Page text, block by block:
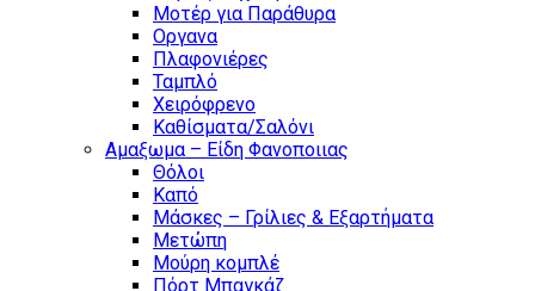
Μοτέρ για Παράθυρα
Οργανα
Πλαφονιέρες
Ταμπλό
Χειρόφρενο
Καθίσματα/Σαλόνι
Αμαξωμα – Είδη Φανοποιιας
Θόλοι
Καπό
Μάσκες – Γρίλιες & Εξαρτήματα
Μετώπη
Μούρη κομπλέ
Πόρτ Μπαγκάζ